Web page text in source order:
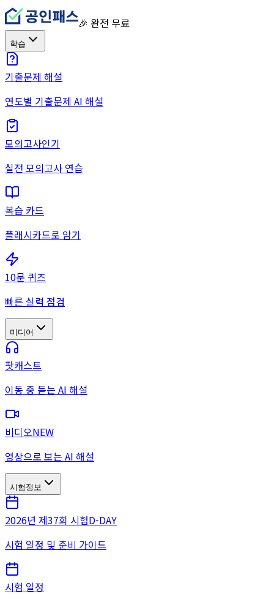
🎉 완전 무료
학습
기출문제 해설
연도별 기출문제 AI 해설
모의고사인기
실전 모의고사 연습
복습 카드
플래시카드로 암기
10문 퀴즈
빠른 실력 점검
미디어
팟캐스트
이동 중 듣는 AI 해설
비디오NEW
영상으로 보는 AI 해설
시험정보
2026년 제37회 시험D-DAY
시험 일정 및 준비 가이드
시험 일정